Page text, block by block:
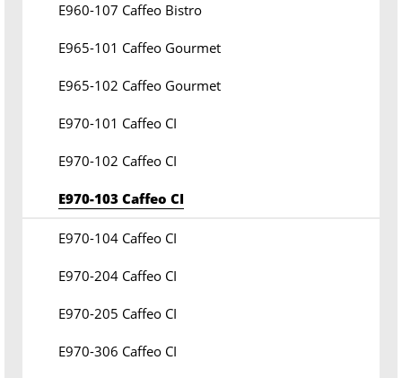
E960-107 Caffeo Bistro
E965-101 Caffeo Gourmet
E965-102 Caffeo Gourmet
E970-101 Caffeo CI
E970-102 Caffeo CI
E970-103 Caffeo CI
E970-104 Caffeo CI
E970-204 Caffeo CI
E970-205 Caffeo CI
E970-306 Caffeo CI